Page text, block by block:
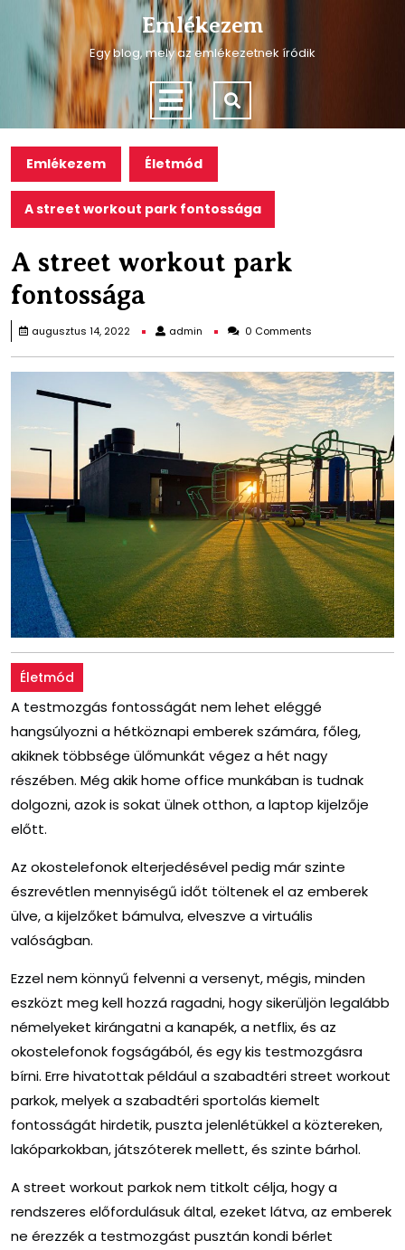
content
Emlékezem
Egy blog, mely az emlékezetnek íródik
Open
Menu
Emlékezem Életmód
A street workout park fontossága
A street workout park
fontossága
augusztus 14, 2022 admin admin 0 Comments
Életmód
A testmozgás fontosságát nem lehet eléggé
hangsúlyozni a hétköznapi emberek számára, főleg,
akiknek többsége ülőmunkát végez a hét nagy
részében. Még akik home office munkában is tudnak
dolgozni, azok is sokat ülnek otthon, a laptop kijelzője
előtt.
Az okostelefonok elterjedésével pedig már szinte
észrevétlen mennyiségű időt töltenek el az emberek
ülve, a kijelzőket bámulva, elveszve a virtuális
valóságban.
Ezzel nem könnyű felvenni a versenyt, mégis, minden
eszközt meg kell hozzá ragadni, hogy sikerüljön legalább
némelyeket kirángatni a kanapék, a netflix, és az
okostelefonok fogságából, és egy kis testmozgásra
bírni. Erre hivatottak például a szabadtéristreet workout
parkok, melyek a szabadtéri sportolás kiemelt
fontosságát hirdetik, puszta jelenlétükkel a köztereken,
lakóparkokban, játszóterek mellett, és szinte bárhol.
Astreet workout parkoknem titkolt célja, hogy a
rendszeres előfordulásuk által, ezeket látva, az emberek
ne érezzék a testmozgást pusztán kondi bérlet